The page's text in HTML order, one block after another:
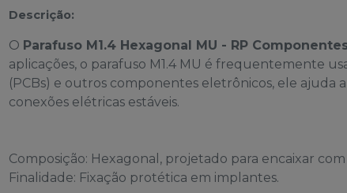
Descrição:
O Parafuso M1.4 Hexagonal MU - RP
aplicações, o parafuso M1.4 MU é frequentemente
(PCBs) e outros componentes eletrônicos, ele ajuda
conexões elétricas estáveis.
Composição: Hexagonal, projetado para encaixar
Finalidade: Fixação protética em implantes.